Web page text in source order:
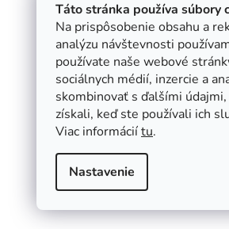
Táto stránka používa súbory
Na prispôsobenie obsahu a
analýzu návštevnosti
používate naše webové
sociálnych médií, inzercie a
skombinovať s ďalšími
získali, keď ste používali ich
Viac informáciítu.
Nastavenie